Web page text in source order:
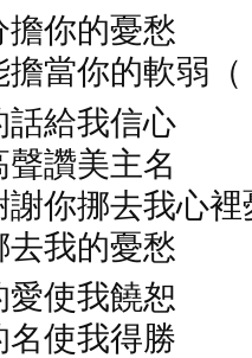
你的憂愁
當你的軟弱
話給我信心
讚美主名
你挪去我心裡
我的憂愁
使我饒恕
使我得勝